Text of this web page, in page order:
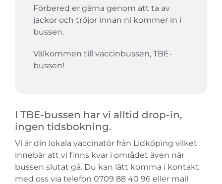
Förbered er gärna genom att ta av
jackor och tröjor innan ni kommer in i
bussen.
Välkommen till vaccinbussen, TBE-
bussen!
I TBE-bussen har vi alltid drop-in,
ingen tidsbokning.
Vi är din lokala vaccinatör från Lidköping vilket
innebär att vi finns kvar i området även när
bussen slutat gå. Du kan lätt komma i kontakt
med oss via telefon 0709 88 40 96 eller mail